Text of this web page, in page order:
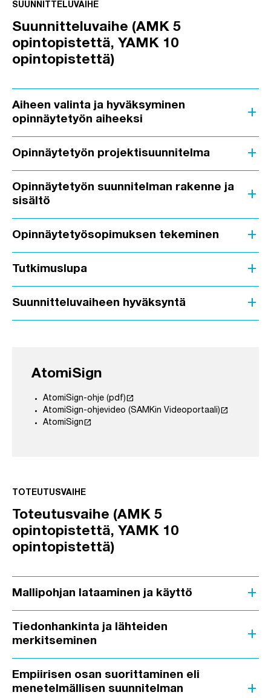
SUUNNITTELUVAIHE
Suunnitteluvaihe (AMK 5
opintopistettä, YAMK 10
opintopistettä)
Aiheen valinta ja hyväksyminen
opinnäytetyön aiheeksi
add
Opinnäytetyön projektisuunnitelma add
Opinnäytetyön suunnitelman rakenne ja
sisältö
add
Opinnäytetyösopimuksen tekeminen add
Tutkimuslupa add
Suunnitteluvaiheen hyväksyntä add
AtomiSign
AtomiSign-ohje (pdf)launch
AtomiSign-ohjevideo (SAMKin Videoportaali)launch
AtomiSignlaunch
TOTEUTUSVAIHE
Toteutusvaihe (AMK 5
opintopistettä, YAMK 10
opintopistettä)
Mallipohjan lataaminen ja käyttö add
Tiedonhankinta ja lähteiden
merkitseminen
add
Empiirisen osan suorittaminen eli
menetelmällisen suunnitelman
add